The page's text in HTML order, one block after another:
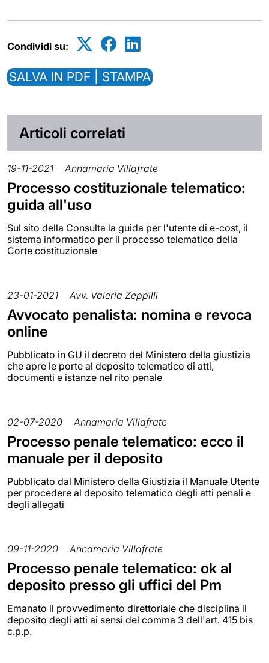
Condividi su:
SALVA IN PDF | STAMPA
Articoli correlati
19-11-2021 Annamaria Villafrate
Processo costituzionale telematico:
guida all'uso
Sul sito della Consulta la guida per l'utente di e-cost, il
sistema informatico per il processo telematico della
Corte costituzionale
23-01-2021 Avv. Valeria Zeppilli
Avvocato penalista: nomina e revoca
online
Pubblicato in GU il decreto del Ministero della giustizia
che apre le porte al deposito telematico di atti,
documenti e istanze nel rito penale
02-07-2020 Annamaria Villafrate
Processo penale telematico: ecco il
manuale per il deposito
Pubblicato dal Ministero della Giustizia il Manuale Utente
per procedere al deposito telematico degli atti penali e
degli allegati
09-11-2020 Annamaria Villafrate
Processo penale telematico: ok al
deposito presso gli uffici del Pm
Emanato il provvedimento direttoriale che disciplina il
deposito degli atti ai sensi del comma 3 dell'art. 415 bis
c.p.p.